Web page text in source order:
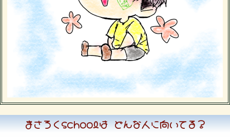
まさろくschoolは どんな人に向いてる？